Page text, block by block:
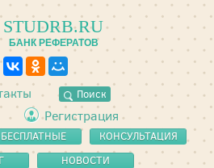
STUDRB.RU
БАНК РЕФЕРАТОВ
Поиск
Регистрация
БЕСПЛАТНЫЕ
РЕФЕРАТЫ
КОНСУЛЬТАЦИЯ
НОВОСТИ